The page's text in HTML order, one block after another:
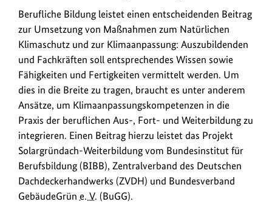
Berufliche Bildung leistet einen entscheidenden Beitrag
zur Umsetzung von Maßnahmen zum Natürlichen
Klimaschutz und zur Klimaanpassung: Auszubildenden
und Fachkräften soll entsprechendes Wissen sowie
Fähigkeiten und Fertigkeiten vermittelt werden. Um
dies in die Breite zu tragen, braucht es unter anderem
Ansätze, um Klimaanpassungskompetenzen in die
Praxis der beruflichen Aus-, Fort- und Weiterbildung zu
integrieren. Einen Beitrag hierzu leistet das Projekt
Solargründach-Weiterbildung vom Bundesinstitut für
Berufsbildung (BIBB), Zentralverband des Deutschen
Dachdeckerhandwerks (ZVDH) und Bundesverband
GebäudeGrün e. V. (BuGG).